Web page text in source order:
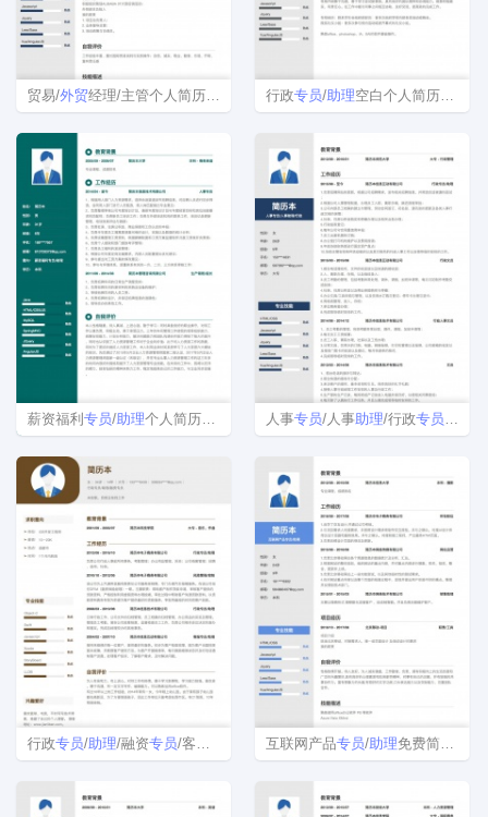
贸易/外贸经理/主管个人简历模板下载word格式 行政专员/助理空白个人简历模板
薪资福利 专员/助理个人简历模板 人事专员/人事助理/行政专员/ 助理
行政专员/助理/融资专员/客服 助理简历模板
互联网产品专员/助理免费简历模板